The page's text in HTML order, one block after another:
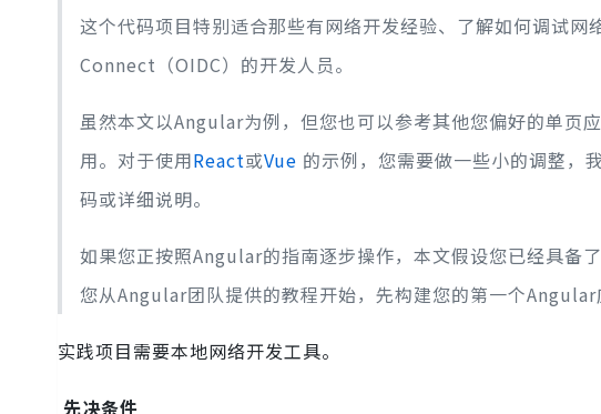
这个代码项目特别适合那些有网络开发经验、了解如何调试
Connect（OIDC）的开发人员。
虽然本文以Angular为例，但您也可以参考其他您偏好的单页
用。对于使用React或Vue 的示例，您需要做一些小的调整，
码或详细说明。
如果您正按照Angular的指南逐步操作，本文假设您已经具备
您从Angular团队提供的教程开始，先构建您的第一个Angular
实践项目需要本地网络开发工具。
先决条件